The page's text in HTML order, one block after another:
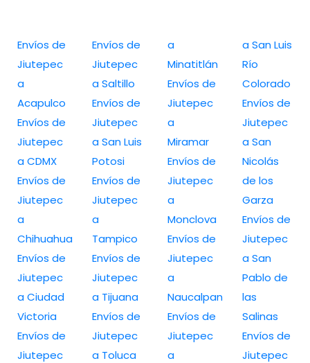
Envíos de
Jiutepec
a
Acapulco
Envíos de
Jiutepec
a CDMX
Envíos de
Jiutepec
a
Chihuahua
Envíos de
Jiutepec
a Ciudad
Victoria
Envíos de
Jiutepec
Envíos de
Jiutepec
a Saltillo
Envíos de
Jiutepec
a San Luis
Potosi
Envíos de
Jiutepec
a
Tampico
Envíos de
Jiutepec
a Tijuana
Envíos de
Jiutepec
a Toluca
a
Minatitlán
Envíos de
Jiutepec
a
Miramar
Envíos de
Jiutepec
a
Monclova
Envíos de
Jiutepec
a
Naucalpan
Envíos de
Jiutepec
a
a San Luis
Río
Colorado
Envíos de
Jiutepec
a San
Nicolás
de los
Garza
Envíos de
Jiutepec
a San
Pablo de
las
Salinas
Envíos de
Jiutepec